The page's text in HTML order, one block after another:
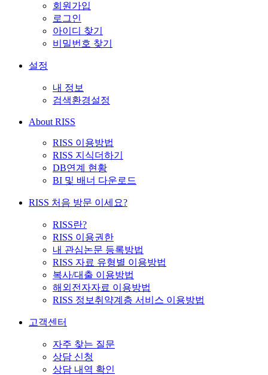
회원가입
로그인
아이디 찾기
비밀번호 찾기
설정
내 정보
검색환경설정
About RISS
RISS 이용방법
RISS 지식더하기
DB연계 현황
BI 및 배너 다운로드
RISS 처음 방문 이세요?
RISS란?
RISS 이용권한
내 관심논문 등록방법
RISS 자료 유형별 이용방법
복사/대출 이용방법
해외전자자료 이용방법
RISS 정보취약계층 서비스 이용방법
고객센터
자주 찾는 질문
상담 신청
상담 내역 확인